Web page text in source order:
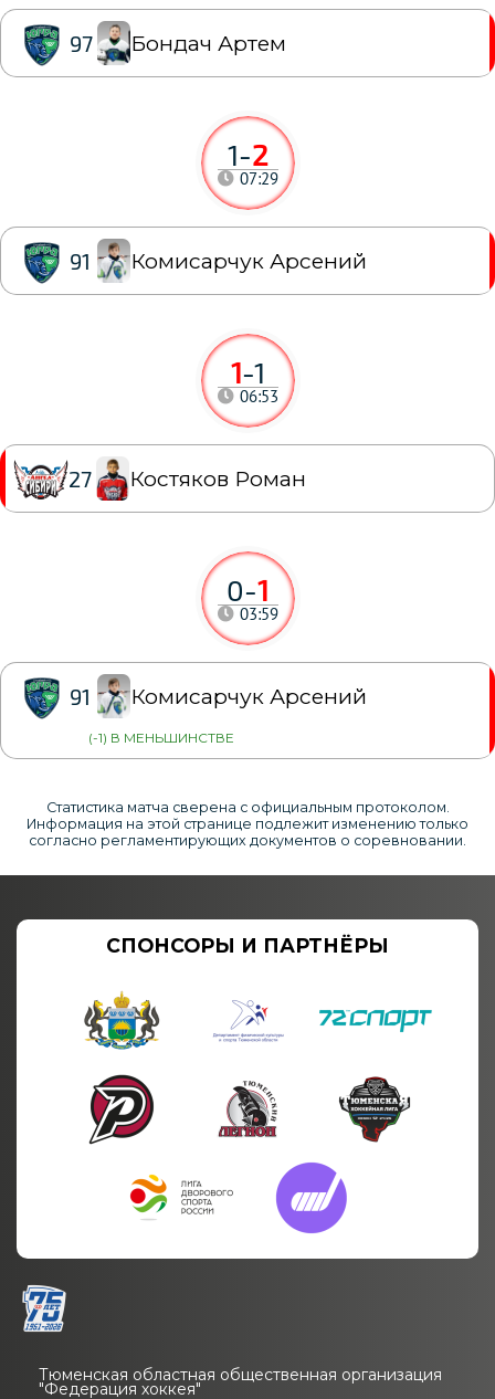
0-1
03:59
91 Комисарчук Арсений
(-1) В МЕНЬШИНСТВЕ
1-1
06:53
27 Костяков Роман
1-2
07:29
91 Комисарчук Арсений
97 Бондач Артем
Статистика матча сверена с официальным протоколом.
Информация на этой странице подлежит изменению только
согласно регламентирующих документов о соревновании.
СПОНСОРЫ И ПАРТНЁРЫ
Тюменская областная общественная организация
"Федерация хоккея"